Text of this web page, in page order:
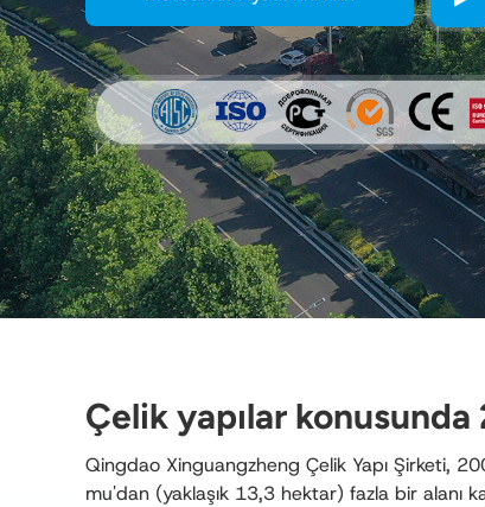
√ Uygun Maliyetli Çözümler
Çevrimiçi Talep
Çelik yapılar konusunda
Qingdao Xinguangzheng Çelik Yapı Şirketi,
mu'dan (yaklaşık 13,3 hektar) fazla bir